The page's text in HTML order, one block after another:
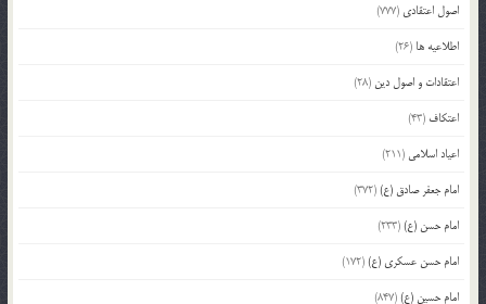
اصول اعتقادی (777)
اطلاعیه ها (26)
اعتقادات و اصول دین (28)
اعتکاف (43)
اعیاد اسلامی (211)
امام جعفر صادق (ع)(372)
امام حسن (ع)(233)
امام حسن عسکری (ع)(172)
امام حسین (ع)(847)